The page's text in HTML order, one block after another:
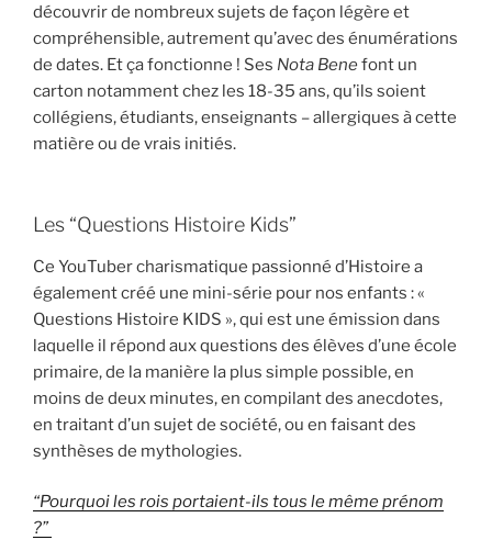
découvrir de nombreux sujets de façon légère et
compréhensible, autrement qu’avec des énumérations
de dates. Et ça fonctionne ! Ses Nota Benefont un
carton notamment chez les 18-35 ans, qu’ils soient
collégiens, étudiants, enseignants – allergiques à cette
matière ou de vrais initiés.
Les “Questions Histoire Kids”
Ce YouTuber charismatique passionné d’Histoire a
également créé une mini-série pour nos enfants : «
Questions Histoire KIDS », qui est une émission dans
laquelle il répond aux questions des élèves d’une école
primaire, de la manière la plus simple possible, en
moins de deux minutes, en compilant des anecdotes,
en traitant d’un sujet de société, ou en faisant des
synthèses de mythologies.
“Pourquoi les rois portaient-ils tous le même prénom
?”